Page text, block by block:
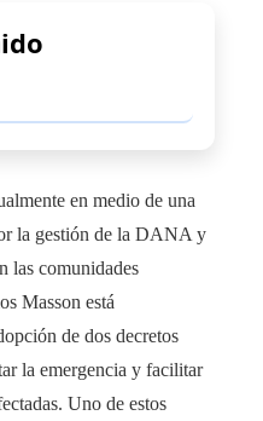
en medio de una
la gestión de la DANA y
las comunidades
Masson está
de dos decretos
la emergencia y facilitar
Uno de estos